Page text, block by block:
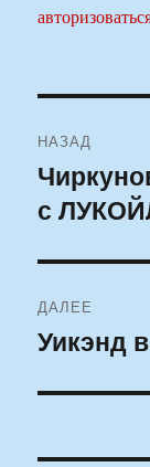
по
записям
НАЗАД
Предыдущая
запись:
с
ДАЛЕЕ
Следующая
Уикэнд